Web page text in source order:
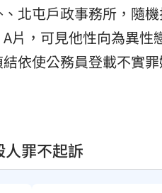
北屯戶政事務所，隨
片，可見他性向為異
依使公務員登載不實罪
罪不起訴